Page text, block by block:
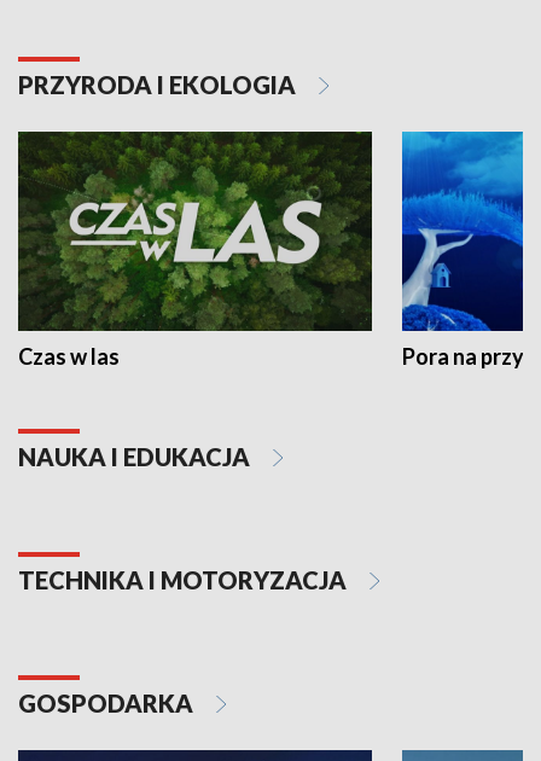
PRZYRODA I EKOLOGIA
Czas w las Pora na
NAUKA I EDUKACJA
TECHNIKA I MOTORYZACJA
GOSPODARKA